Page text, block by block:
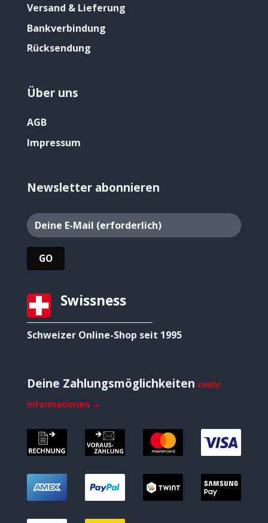
Versand & Lieferung
Bankverbindung
Rücksendung
Über uns
AGB
Impressum
Newsletter abonnieren
Swissness
Schweizer Online-Shop seit 1995
Deine Zahlungsmöglichkeiten mehr
Informationen →